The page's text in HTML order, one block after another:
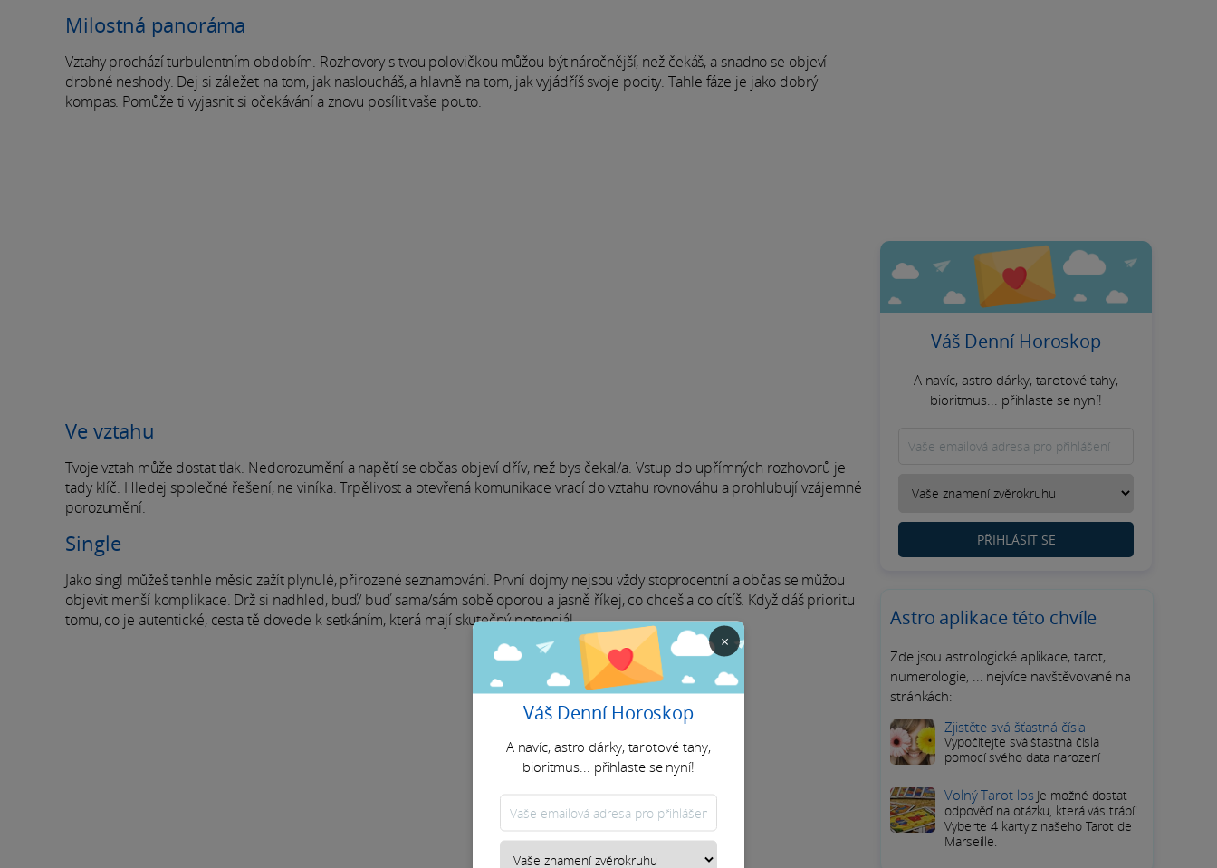
Milostná panoráma
Vztahy prochází turbulentním obdobím. Rozhovory s tvou polovičkou můžou být náročnější, než čekáš, a snadno se objeví
drobné neshody. Dej si záležet na tom, jak nasloucháš, a hlavně na tom, jak vyjádříš svoje pocity. Tahle fáze je jako dobrý
kompas. Pomůže ti vyjasnit si očekávání a znovu posílit vaše pouto.
Ve vztahu
Tvoje vztah může dostat tlak. Nedorozumění a napětí se občas objeví dřív, než bys čekal/a. Vstup do upřímných rozhovorů je
tady klíč. Hledej společné řešení, ne viníka. Trpělivost a otevřená komunikace vrací do vztahu rovnováhu a prohlubují vzájemné
porozumění.
Single
Jako singl můžeš tenhle měsíc zažít plynulé, přirozené seznamování. První dojmy nejsou vždy stoprocentní a občas se můžou
objevit menší komplikace. Drž si nadhled, buď/ buď sama/sám sobě oporou a jasně říkej, co chceš a co cítíš. Když dáš prioritu
tomu, co je autentické, cesta tě dovede k setkáním, která mají skutečný potenciál.
Váš Denní Horoskop
A navíc, astro dárky, tarotové tahy,
bioritmus... přihlaste se nyní!
PŘIHLÁSIT SE
Astro aplikace této chvíle
Zde jsou astrologické aplikace, tarot,
numerologie, ... nejvíce navštěvované na
stránkách:
Zjistěte svá šťastná čísla
Vypočítejte svá šťastná čísla
pomocí svého data narození
Volný Tarot los Je možné dostat
odpověď na otázku, která vás trápí!
Vyberte 4 karty z našeho Tarot de
Marseille.
×
Váš Denní Horoskop
A navíc, astro dárky, tarotové tahy,
bioritmus... přihlaste se nyní!